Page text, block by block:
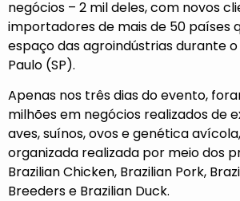
negócios – 2 mil deles, com novos
importadores de mais de 50 países
espaço das agroindústrias durante
Paulo (SP).
Apenas nos três dias do evento,
milhões em negócios realizados de
aves, suínos, ovos e genética
organizada realizada por meio dos
Brazilian Chicken, Brazilian Pork,
Breeders e Brazilian Duck.